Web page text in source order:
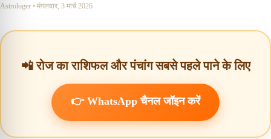
Astrologer • मंगलवार, 3 मार्च 2026
📲 रोज का राशिफल और पंचांग सबसे पहले पाने के लिए
👉 WhatsApp चैनल जॉइन करें